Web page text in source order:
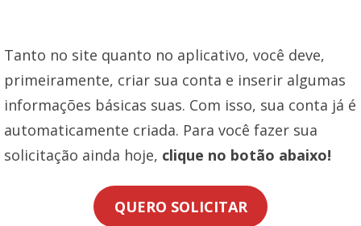
Tanto no site quanto no aplicativo, você deve,
primeiramente, criar sua conta e inserir algumas
informações básicas suas. Com isso, sua conta já é
automaticamente criada. Para você fazer sua
solicitação ainda hoje, clique no botão abaixo!
QUERO SOLICITAR